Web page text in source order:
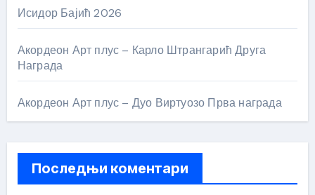
Исидор Бајић 2026
Акордеон Арт плус – Карло Штрангарић Друга
Награда
Акордеон Арт плус – Дуо Виртуозо Прва награда
Последњи коментари